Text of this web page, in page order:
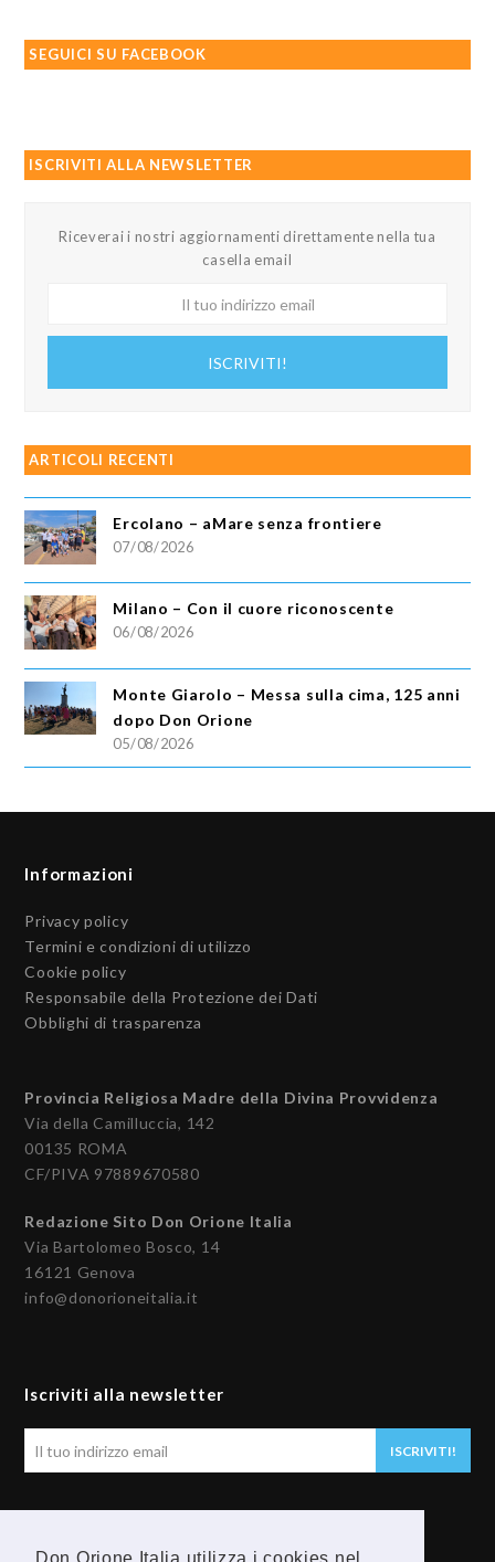
SEGUICI SU FACEBOOK
ISCRIVITI ALLA NEWSLETTER
Riceverai i nostri aggiornamenti direttamente nella tua
casella email
ISCRIVITI!
ARTICOLI RECENTI
Ercolano – aMare senza frontiere
07/08/2026
Milano – Con il cuore riconoscente
06/08/2026
Monte Giarolo – Messa sulla cima, 125 anni
dopo Don Orione
05/08/2026
Informazioni
Privacy policy
Termini e condizioni di utilizzo
Cookie policy
Responsabile della Protezione dei Dati
Obblighi di trasparenza
Provincia Religiosa Madre della Divina Provvidenza
Via della Camilluccia, 142
00135 ROMA
CF/PIVA 97889670580
Redazione Sito Don Orione Italia
Via Bartolomeo Bosco, 14
16121 Genova
info@donorioneitalia.it
Iscriviti alla newsletter
ISCRIVITI!